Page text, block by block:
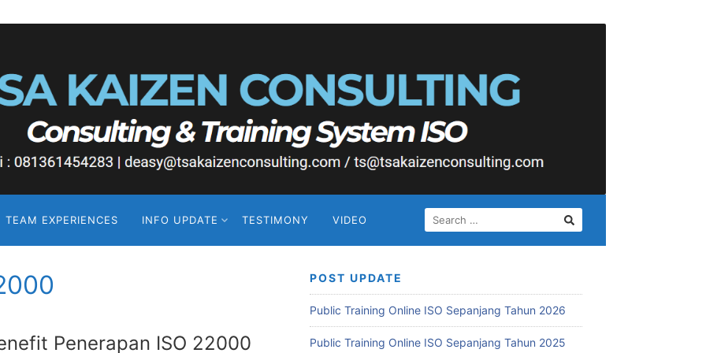
TEAM EXPERIENCES INFO UPDATE TESTIMONY VIDEO
SEARCH
FOR:
Penerapan ISO 22000
POST UPDATE
Public Training Online ISO Sepanjang Tahun 2026
Public Training Online ISO Sepanjang Tahun 2025